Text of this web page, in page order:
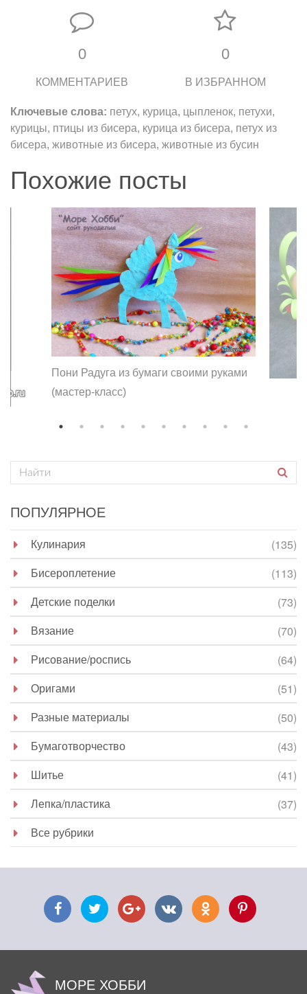
0
КОММЕНТАРИЕВ
0
В ИЗБРАННОМ
Ключевые слова: петух, курица, цыпленок, петухи,
курицы, птицы из бисера, курица из бисера, петух из
бисера, животные из бисера, животные из бусин
Похожие посты
Пони Радуга из бумаги своими руками
(мастер-класс)
ПОПУЛЯРНОЕ
Кулинария
(135)
Бисероплетение
(113)
Детские поделки
(73)
Вязание
(70)
Рисование/роспись
(64)
Оригами
(51)
Разные материалы
(50)
Бумаготворчество
(43)
Шитье
(41)
Лепка/пластика
(37)
Все рубрики
МОРЕ ХОББИ